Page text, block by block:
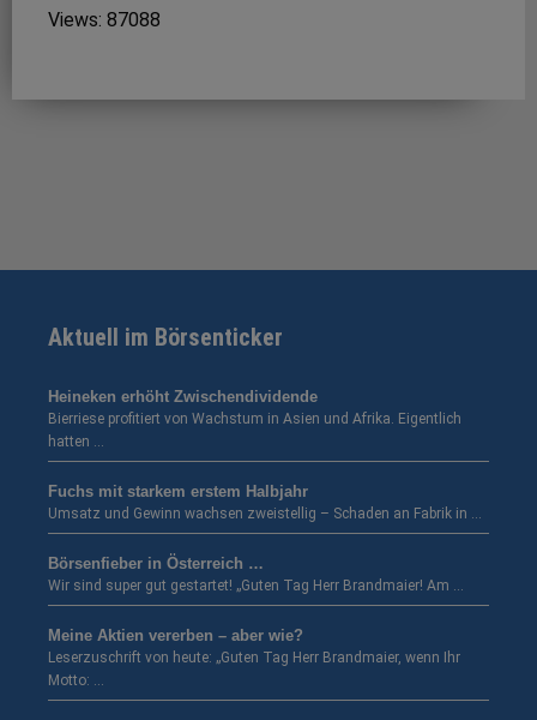
Views: 87088
Aktuell im Börsenticker
Heineken erhöht Zwischendividende
Bierriese profitiert von Wachstum in Asien und Afrika. Eigentlich
hatten …
Fuchs mit starkem erstem Halbjahr
Umsatz und Gewinn wachsen zweistellig – Schaden an Fabrik in …
Börsenfieber in Österreich …
Wir sind super gut gestartet! „Guten Tag Herr Brandmaier! Am …
Meine Aktien vererben – aber wie?
Leserzuschrift von heute: „Guten Tag Herr Brandmaier, wenn Ihr
Motto: …